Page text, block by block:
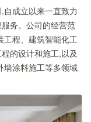
成立以来一直致力
务。公司的经营范
工程、建筑智能化工
的设计和施工,以及
墙涂料施工等多领域